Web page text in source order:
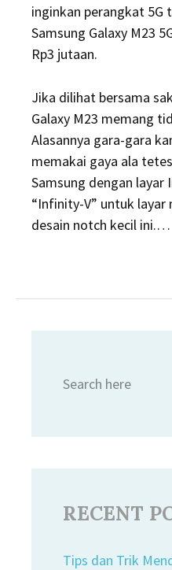
inginkan perangkat 5G
Samsung Galaxy M23
Rp3 jutaan.
Jika dilihat bersama
Galaxy M23 memang
Alasannya gara-gara
memakai gaya ala
Samsung dengan layar
“Infinity-V” untuk
desain notch kecil ini.…
for:
RECENT
Tips dan Trik